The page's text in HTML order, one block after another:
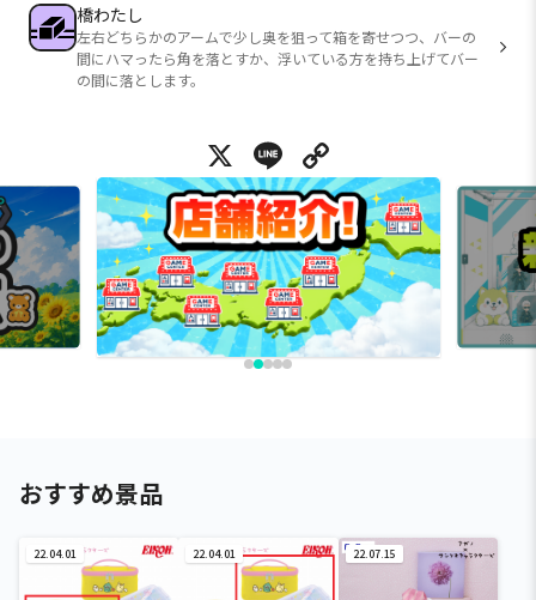
橋わたし
左右どちらかのアームで少し奥を狙って箱を寄せつつ、バーの
間にハマったら角を落とすか、浮いている方を持ち上げてバー
の間に落とします。
X Line
おすすめ景品
22.04.01 22.04.01 22.07.15